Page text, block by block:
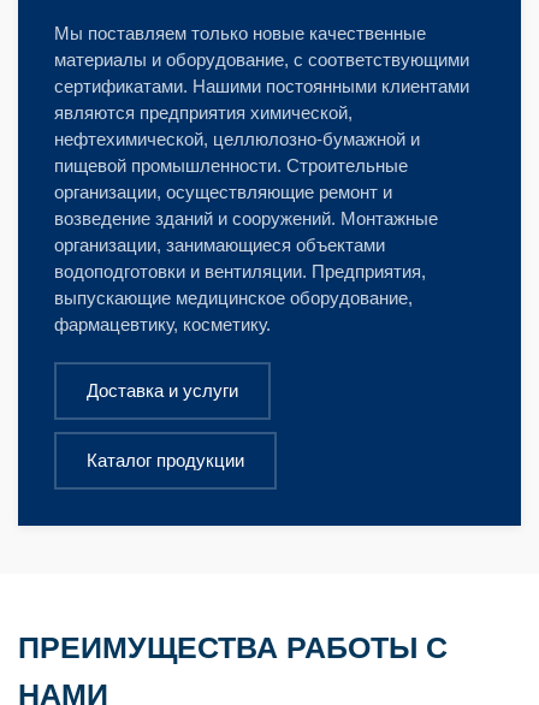
Мы поставляем только новые качественные
материалы и оборудование, с соответствующими
сертификатами. Нашими постоянными клиентами
являются предприятия химической,
нефтехимической, целлюлозно-бумажной и
пищевой промышленности. Строительные
организации, осуществляющие ремонт и
возведение зданий и сооружений. Монтажные
организации, занимающиеся объектами
водоподготовки и вентиляции. Предприятия,
выпускающие медицинское оборудование,
фармацевтику, косметику.
Доставка и услуги
Каталог продукции
ПРЕИМУЩЕСТВА РАБОТЫ С
НАМИ